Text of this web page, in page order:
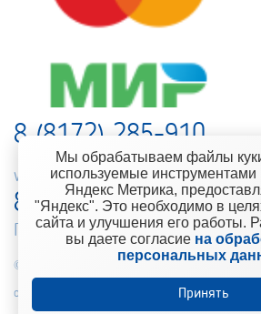
8 (8172) 285-910
web-support@kontinent.ru
8 900 501-25-53
Горячая линия интернет-
© 2010-2021 Компания «Континент» Сеть
отделочных материалов
Мы обрабатываем файлы
используемые инструментами
Яндекс Метрика,
"Яндекс". Это необходимо в
сайта и улучшения его работы.
вы даете согласие на
персональных
Принять